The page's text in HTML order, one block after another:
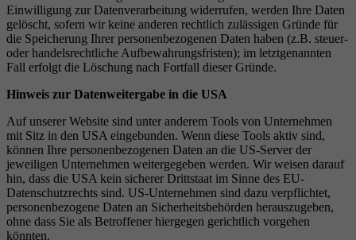
Einwilligung zur Datenverarbeitung widerrufen, werden Ihre Daten
gelöscht, sofern wir keine anderen rechtlich zulässigen Gründe für
die Speicherung Ihrer personenbezogenen Daten haben (z.B. steuer-
oder handelsrechtliche Aufbewahrungsfristen); im letztgenannten
Fall erfolgt die Löschung nach Fortfall dieser Gründe.
Hinweis zur Datenweitergabe in die USA
Auf unserer Website sind unter anderem Tools von Unternehmen
mit Sitz in den USA eingebunden. Wenn diese Tools aktiv sind,
können Ihre personenbezogenen Daten an die US-Server der
jeweiligen Unternehmen weitergegeben werden. Wir weisen darauf
hin, dass die USA kein sicherer Drittstaat im Sinne des EU-
Datenschutzrechts sind. US-Unternehmen sind dazu verpflichtet,
personenbezogene Daten an Sicherheitsbehörden herauszugeben,
ohne dass Sie als Betroffener hiergegen gerichtlich vorgehen
könnten.